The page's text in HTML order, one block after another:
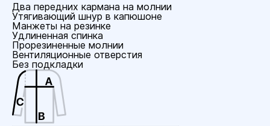
Два передних кармана на молнии
Утягивающий шнур в капюшоне
Манжеты на резинке
Удлиненная спинка
Прорезиненные молнии
Вентиляционные отверстия
Без подкладки